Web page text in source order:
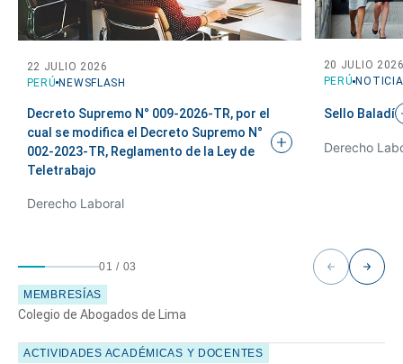
PERÚ NEWSFLASH
22 JULIO 2026
Decreto Supremo N° 009-2026-TR, por el
cual se modifica el Decreto Supremo N°
002-2023-TR, Reglamento de la Ley de
Teletrabajo
Derecho Laboral
PERÚ NOTICIA
20 JULIO
Sello Baladí
Derecho
01 / 03
MEMBRESÍAS
Colegio de Abogados de Lima
ACTIVIDADES ACADÉMICAS Y DOCENTES